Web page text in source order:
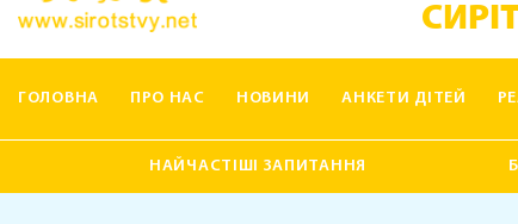
ГОЛОВНА ПРО НАС НОВИНИ АНКЕТИ ДІТЕЙ
НАЙЧАСТІШІ ЗАПИТАННЯ